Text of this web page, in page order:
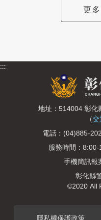
更
:::
地址：514004 彰化
（交
電話：(04)885-
服務時間：8:00-
手機簡訊報
彰化縣
©2020 All
隱私權保護政策